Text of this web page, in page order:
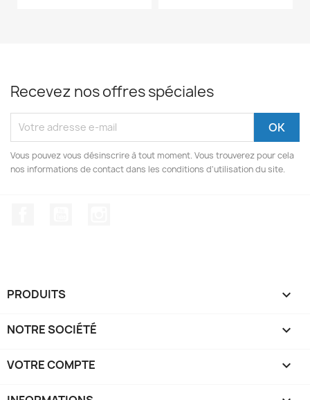
Recevez nos offres spéciales
Vous pouvez vous désinscrire à tout moment. Vous trouverez pour cela
nos informations de contact dans les conditions d'utilisation du site.
PRODUITS 
NOTRE SOCIÉTÉ 
VOTRE COMPTE 